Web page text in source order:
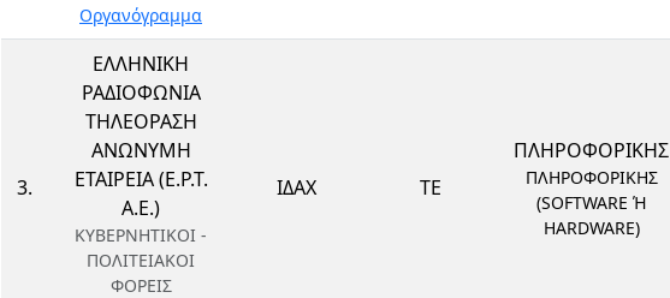
Οργανόγραμμα
3.
ΕΛΛΗΝΙΚΗ
ΡΑΔΙΟΦΩΝΙΑ
ΤΗΛΕΟΡΑΣΗ
ΑΝΩΝΥΜΗ
ΕΤΑΙΡΕΙΑ (Ε.Ρ.Τ.
Α.Ε.)
ΚΥΒΕΡΝΗΤΙΚΟΙ -
ΠΟΛΙΤΕΙΑΚΟΙ
ΦΟΡΕΙΣ
ΙΔΑΧ ΤΕ
ΠΛΗΡΟΦΟΡΙΚΗΣ
ΠΛΗΡΟΦΟΡΙΚΗΣ
(SOFTWARE Ή
HARDWARE)